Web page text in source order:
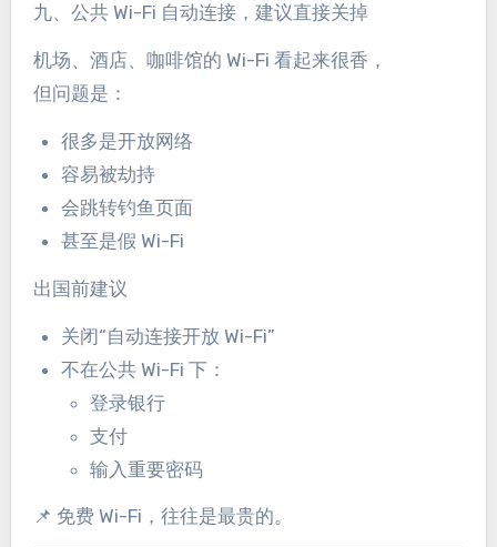
九、公共 Wi-Fi 自动连接，建议直接关掉
机场、酒店、咖啡馆的 Wi-Fi 看起来很香，
但问题是：
很多是开放网络
容易被劫持
会跳转钓鱼页面
甚至是假 Wi-Fi
出国前建议
关闭“自动连接开放 Wi-Fi”
不在公共 Wi-Fi 下：
登录银行
支付
输入重要密码
📌 免费 Wi-Fi，往往是最贵的。